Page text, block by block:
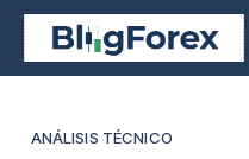
ANÁLISIS TÉCNICO